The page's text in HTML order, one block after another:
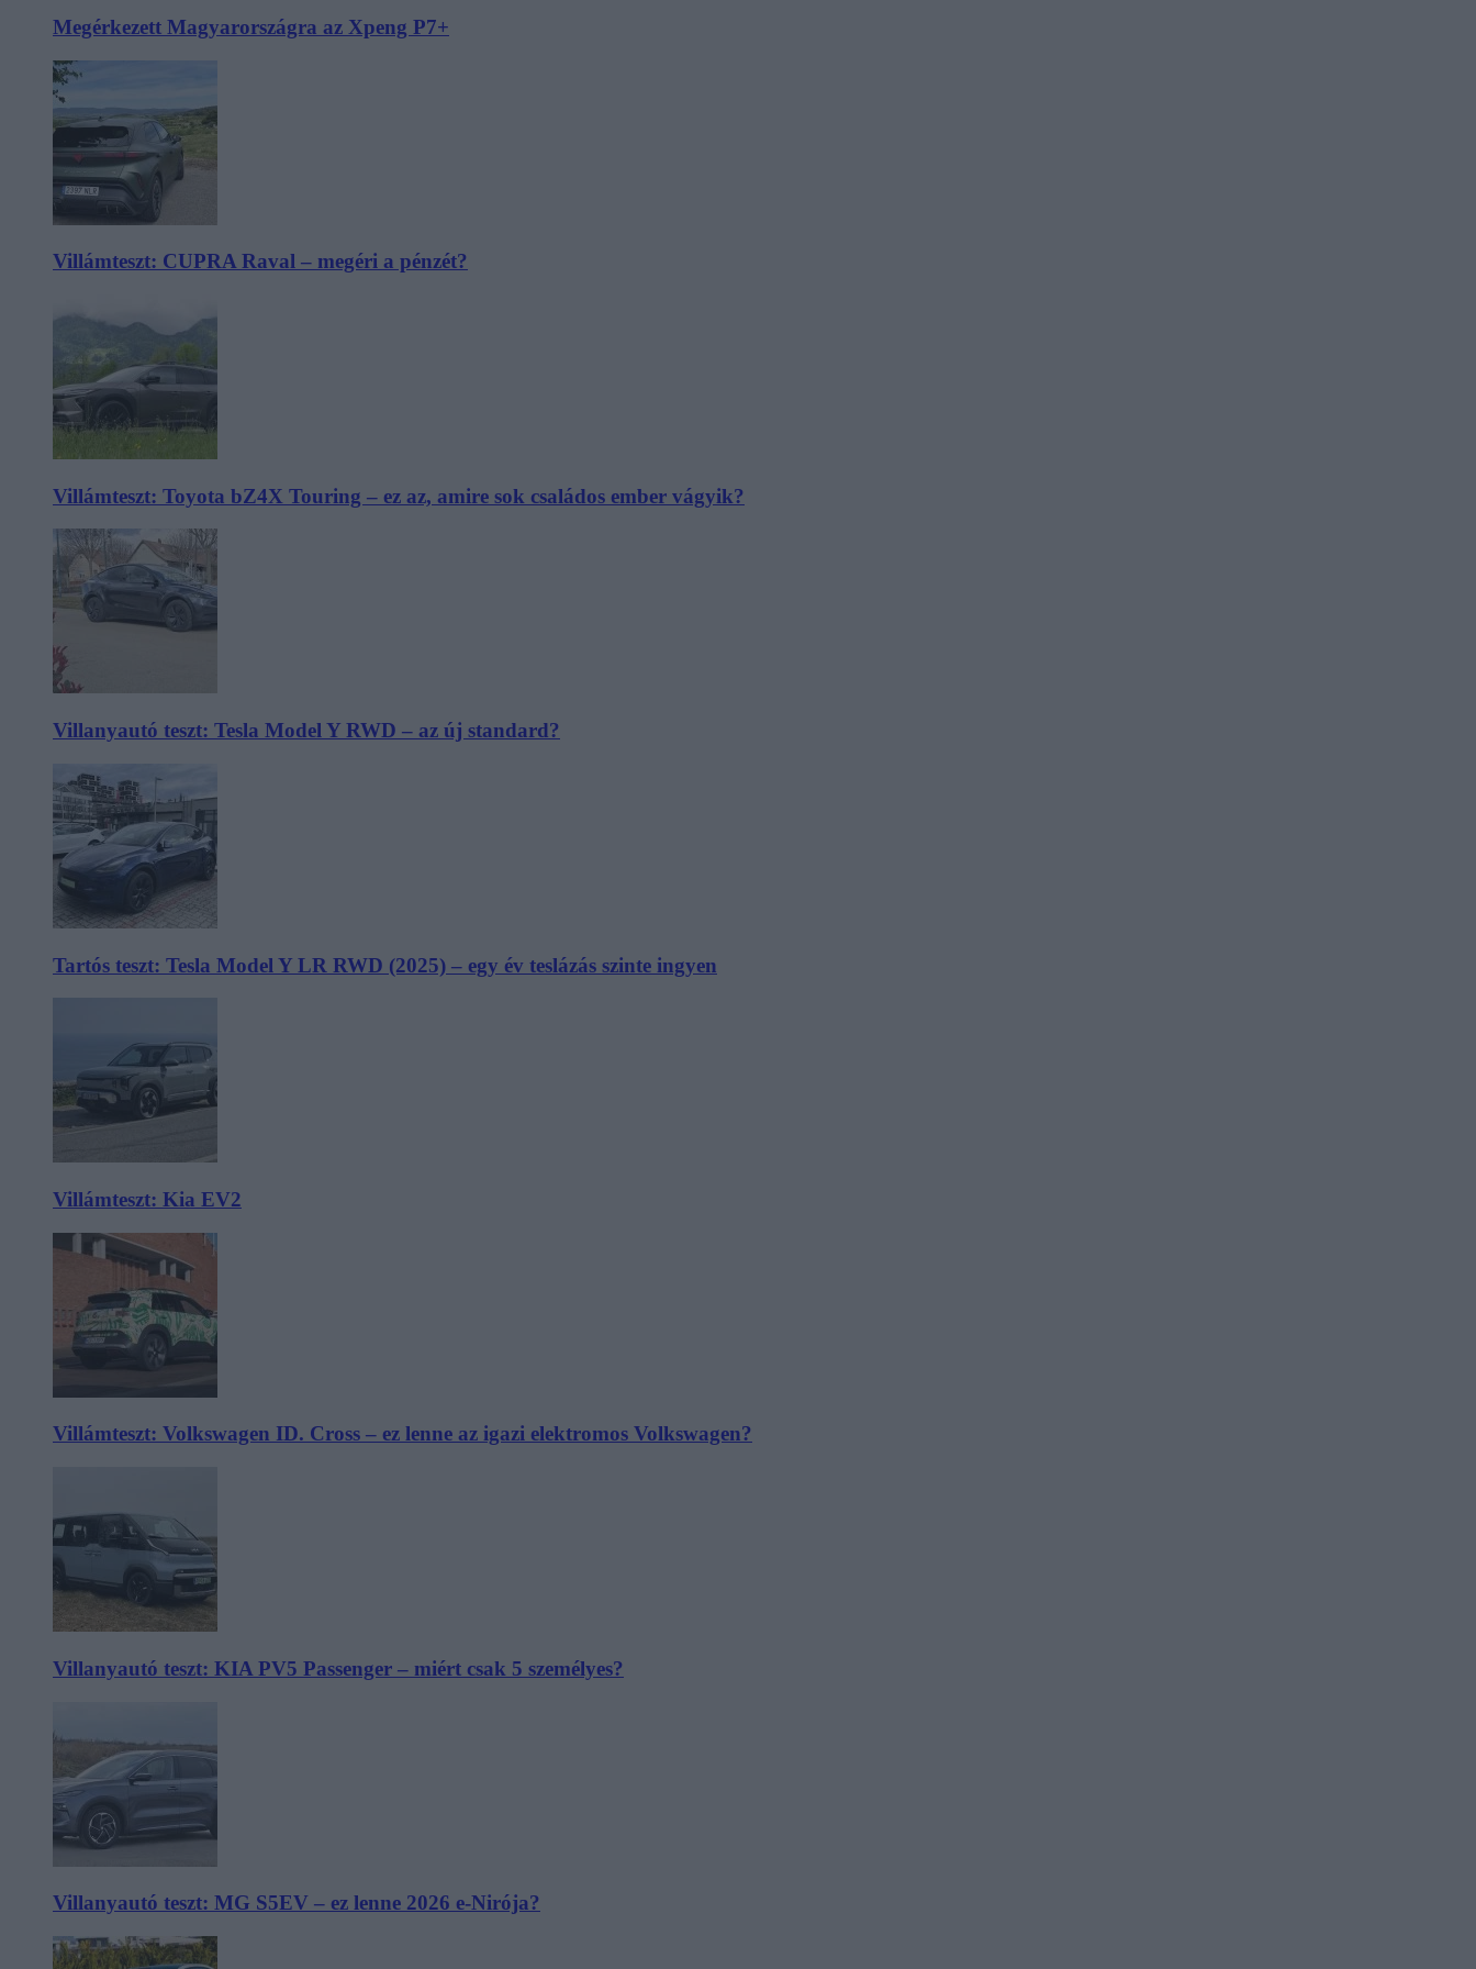
Megérkezett Magyarországra az Xpeng P7+
Villámteszt: CUPRA Raval – megéri a pénzét?
Villámteszt: Toyota bZ4X Touring – ez az, amire sok családos ember vágyik?
Villanyautó teszt: Tesla Model Y RWD – az új standard?
Tartós teszt: Tesla Model Y LR RWD (2025) – egy év teslázás szinte ingyen
Villámteszt: Kia EV2
Villámteszt: Volkswagen ID. Cross – ez lenne az igazi elektromos Volkswagen?
Villanyautó teszt: KIA PV5 Passenger – miért csak 5 személyes?
Villanyautó teszt: MG S5EV – ez lenne 2026 e-Nirója?